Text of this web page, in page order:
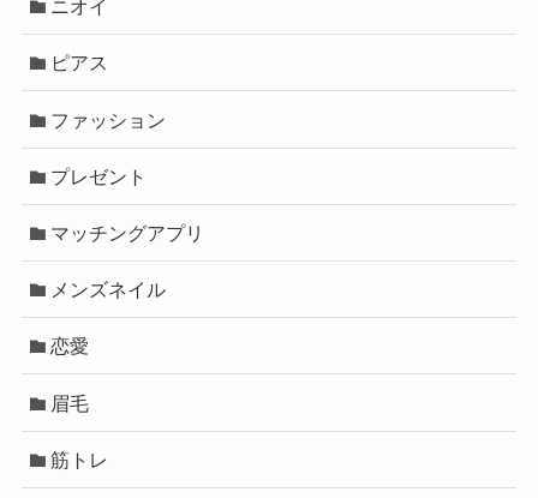
ニオイ
ピアス
ファッション
プレゼント
マッチングアプリ
メンズネイル
恋愛
眉毛
筋トレ